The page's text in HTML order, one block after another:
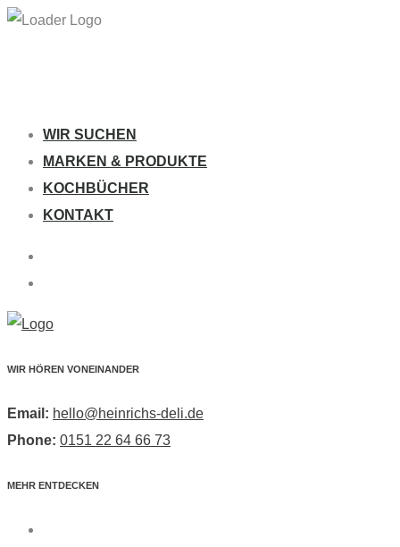
WIR SUCHEN
MARKEN & PRODUKTE
KOCHBÜCHER
KONTAKT
WIR HÖREN VONEINANDER
Email: hello@heinrichs-deli.de
Phone: 0151 22 64 66 73
MEHR ENTDECKEN